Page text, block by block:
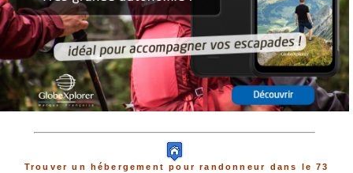
Trouver un hébergement pour randonneur dans le 73